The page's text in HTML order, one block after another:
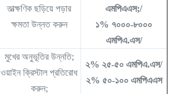
তাত্ক্ষণিক ছড়িয়ে পড়ার
ক্ষমতা উন্নত করুন
এমপিএএস;/
১% ৭০০০-৮০০০
এমপিএ.এস/
মুখের অনুভূতির উন্নতি;
ওয়াইন ক্রিস্টাল প্রতিরোধ
করুন;
২% ২৫-৫০ এমপিএ.এস/
২% ৫০-১০০ এমপিএএস